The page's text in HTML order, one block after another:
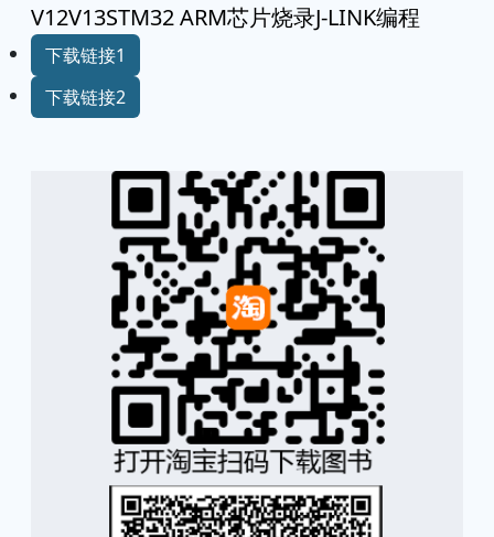
V12V13STM32 ARM芯片烧录J-LINK编程
下载链接1
下载链接2